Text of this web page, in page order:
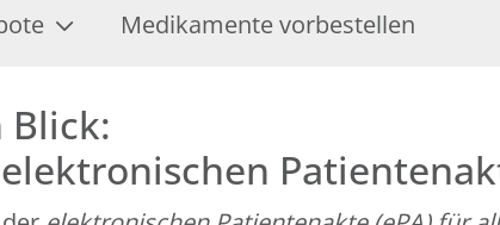
Medikamente vorbestellen
Blick: